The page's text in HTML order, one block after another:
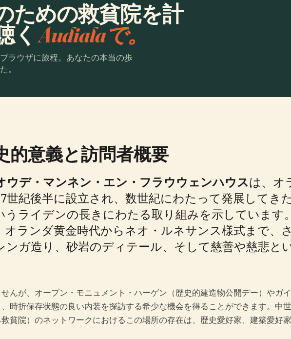
ための救貧院を計
くAudialaで。
ラウザに旅程。あなたの本当の歩
。
的意義と訪問者概要
ウデ・マンネン・エン・フラウウェンハウスは、オ
世紀後半に設立され、数世紀にわたって発展してき
うライデンの長きにわたる取り組みを示しています
ランダ黄金時代からネオ・ルネサンス様式まで、
ンガ造り、砂岩のディテール、そして慈善や慈悲と
んが、オープン・モニュメント・ハーゲン（歴史的建造物公開デー）やガ
時折保存状態の良い内装を探訪する希少な機会を得ることができます。中
貧院）のネットワークにおけるこの場所の存在は、歴史愛好家、建築愛好